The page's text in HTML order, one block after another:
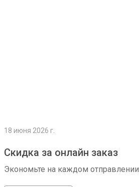
18 июня 2026 г.
Скидка за онлайн заказ
Экономьте на каждом отправлении